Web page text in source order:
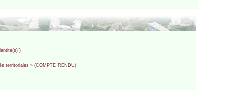
territoriales » (COMPTE RENDU)